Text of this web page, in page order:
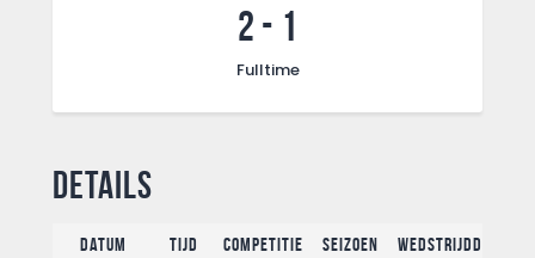
2 - 1
Fulltime
Details
Datum Tijd Competitie Seizoen Wedstrijddag